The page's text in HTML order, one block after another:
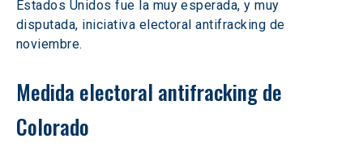
Estados Unidos fue la muy esperada, y muy
disputada, iniciativa electoral antifracking de
noviembre.
Medida electoral antifracking de
Colorado